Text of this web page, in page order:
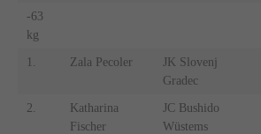
-63
kg
1. Zala Pecoler
JK Slovenj
Gradec
2.
Katharina
Fischer
JC Bushido
Wüstems